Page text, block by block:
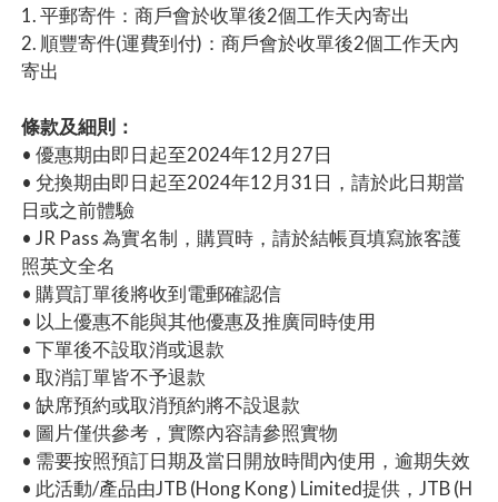
1. 平郵寄件：商戶會於收單後2個工作天內寄出
2. 順豐寄件(運費到付)：商戶會於收單後2個工作天內
寄出
條款及細則：
• 優惠期由即日起至2024年12月27日
• 兌換期由即日起至2024年12月31日，請於此日期當
日或之前體驗
• JR Pass 為實名制，購買時，請於結帳頁填寫旅客護
照英文全名
• 購買訂單後將收到電郵確認信
• 以上優惠不能與其他優惠及推廣同時使用
• 下單後不設取消或退款
• 取消訂單皆不予退款
• 缺席預約或取消預約將不設退款
• 圖片僅供參考，實際內容請參照實物
• 需要按照預訂日期及當日開放時間內使用，逾期失效
• 此活動/產品由JTB (Hong Kong ) Limited提供，JTB (H